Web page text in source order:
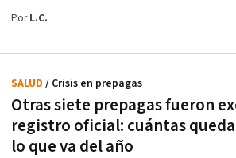
PorL.C.
Otras siete prepagas fueron
registro oficial: cuántas
lo que va del año
SALUD / Crisis en prepagas